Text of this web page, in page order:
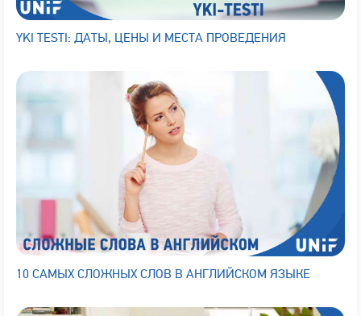
YKI TESTI: ДАТЫ, ЦЕНЫ И МЕСТА ПРОВЕДЕНИЯ
10 САМЫХ СЛОЖНЫХ СЛОВ В АНГЛИЙСКОМ ЯЗЫКЕ